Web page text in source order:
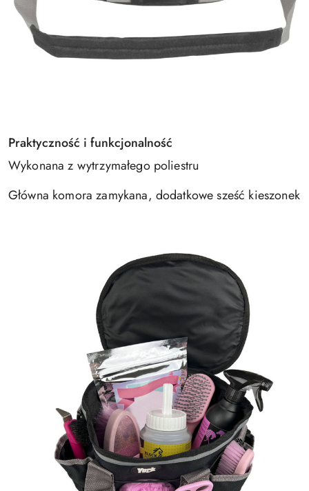
Praktyczność i funkcjonalność
Wykonana z wytrzymałego poliestru
Główna komora zamykana, dodatkowe sześć kieszonek